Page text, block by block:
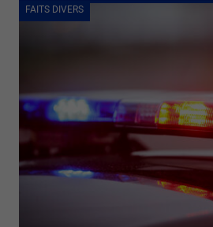
FAITS DIVERS